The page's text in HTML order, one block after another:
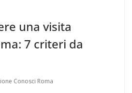
una visita
7 criteri da
Conosci Roma